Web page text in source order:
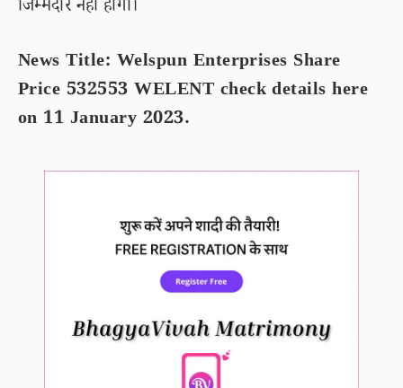
जिम्मेदार नहीं होगा।
News Title: Welspun Enterprises Share
Price 532553 WELENT check details here
on 11 January 2023.